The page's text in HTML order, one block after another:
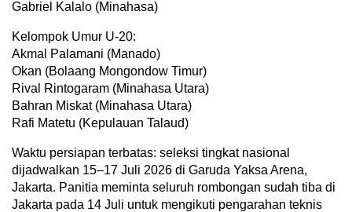
Gabriel Kalalo (Minahasa)
Kelompok Umur U-20:
Akmal Palamani (Manado)
Okan (Bolaang Mongondow Timur)
Rival Rintogaram (Minahasa Utara)
Bahran Miskat (Minahasa Utara)
Rafi Matetu (Kepulauan Talaud)
Waktu persiapan terbatas: seleksi tingkat nasional
dijadwalkan 15–17 Juli 2026 di Garuda Yaksa Arena,
Jakarta. Panitia meminta seluruh rombongan sudah tiba di
Jakarta pada 14 Juli untuk mengikuti pengarahan teknis